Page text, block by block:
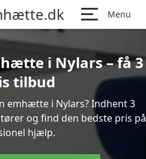
Menu
i Nylars – få 3
tilbud
emhætte i Nylars? Indhent 3
og find den bedste pris på
hjælp.